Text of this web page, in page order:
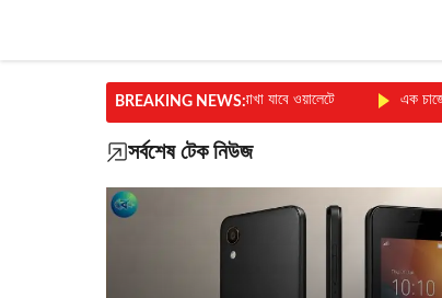
content
BREAKING NEWS:
দেশের সবচেয়ে পাতলা ফিচার ফোন,রাখা যাবে ওয়ালেটে এক চার্জে ৩৫
সর্বশেষ টেক নিউজ